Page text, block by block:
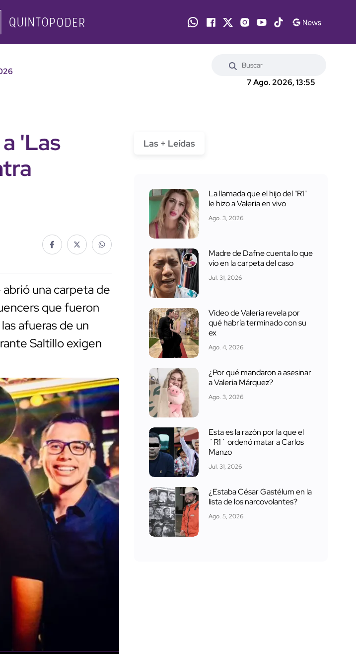
7 Ago. 2026, 13:55
'Las
una carpeta de
que fueron
afueras de un
Saltillo exigen
Las + Leídas
La llamada que el hijo del "R1"
le hizo a Valeria en vivo
Ago. 3, 2026
Madre de Dafne cuenta lo que
vio en la carpeta del caso
Jul. 31, 2026
Video de Valeria revela por
qué habría terminado con su
ex
Ago. 4, 2026
¿Por qué mandaron a asesinar
a Valeria Márquez?
Ago. 3, 2026
Esta es la razón por la que el
´R1´ ordenó matar a Carlos
Manzo
Jul. 31, 2026
¿Estaba César Gastélum en la
lista de los narcovolantes?
Ago. 5, 2026